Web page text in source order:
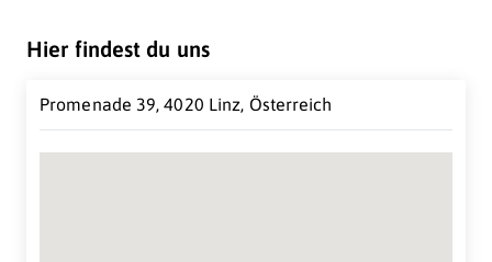
Hier findest du uns
Promenade 39, 4020 Linz, Österreich